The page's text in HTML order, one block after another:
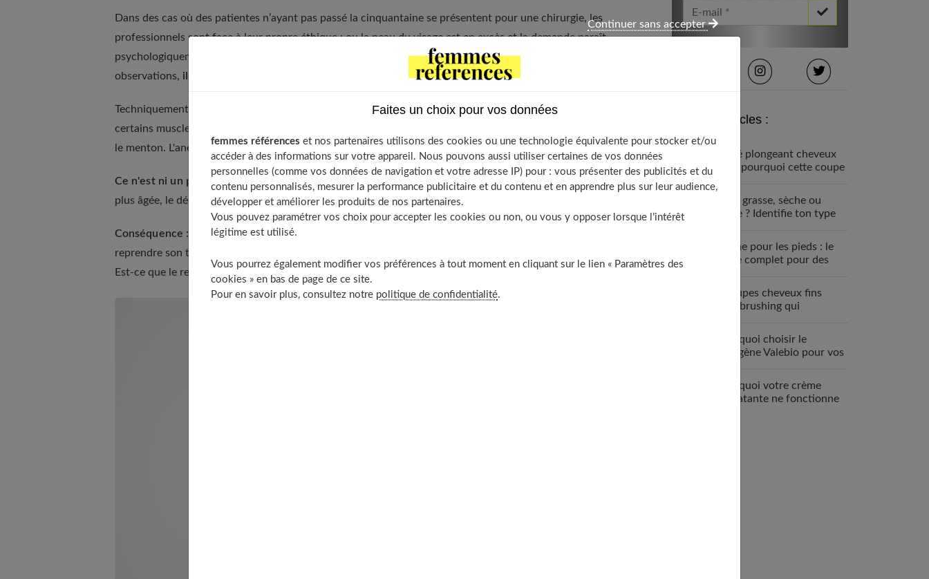
Dans des cas où des patientes n’ayant pas passé la cinquantaine se présentent pour une chirurgie, les
professionnels sont face à leur propre éthique : ou la peau du visage est en excès et la demande paraît
psychologiquement fondée. Ou il n'y a pas de relâchement cutané et le défaut est exagéré. Selon ces
observations, ils décident d'opérer ou non.
Techniquement, le lifting d'une femme jeune se déroule comme tous les autres. Il remet en tension
certains muscles du visage et retire la peau en excès. Au besoin, une lipoaspiration enlève la graisse sous
le menton. L'anesthésie est générale (neuroanalgésie) et une nuit d'hospitalisation est recommandée.
Ce n'est ni un petit lift, ni une opération de rien du tout
. Comparé à un lifting classique d'une femme
plus âgée, le décollement de la peau est moins important. Le traumatisme est moins grand.
Conséquence : après l'opération, l'œdème et les bleus sont réduits. La récupération est rapide, on peut
reprendre son travail après deux, trois jours de repos. Les cicatrices sont dissimulées dans les cheveux.
Est-ce que le relâchement revient vite ?
Le résultat est conservé, mais il n'empêche pas de vieillir !
Votre Email *
Derniers articles :
Carré plongeant cheveux
fins : pourquoi cette coupe
Peau grasse, sèche ou
mixte ? Identifie ton type
Crème pour les pieds : le
guide complet pour des
7 coupes cheveux fins
sans brushing qui
Pourquoi choisir le
collagène Valebio pour vos
Pourquoi votre crème
hydratante ne fonctionne
Faites un choix pour vos données
femmes références et nos partenaires utilisons des cookies ou une technologie équivalente pour stocker et/ou
accéder à des informations sur votre appareil. Nous pouvons aussi utiliser certaines de vos données
personnelles (comme vos données de navigation et votre adresse IP) pour : vous présenter des publicités et du
contenu personnalisés, mesurer la performance publicitaire et du contenu et en apprendre plus sur leur audience,
développer et améliorer les produits de nos partenaires.
Vous pouvez paramétrer vos choix pour accepter les cookies ou non, ou vous y opposer lorsque l’intérêt
légitime est utilisé.
Vous pourrez également modifier vos préférences à tout moment en cliquant sur le lien « Paramètres des
cookies » en bas de page de ce site.
Pour en savoir plus, consultez notre politique de confidentialité.
Continuer sans accepter